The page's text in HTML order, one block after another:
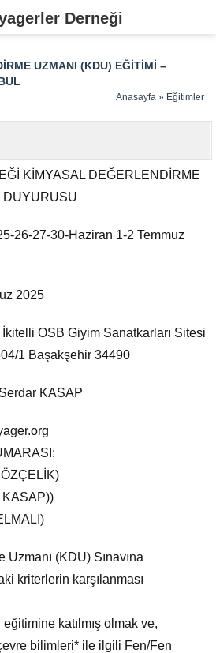
UZMANI (KDU) EĞITIMI –
Anasayfa » Eğitimler
KİMYASAL DEĞERLENDİRME
DUYURUSU
26-27-30-Haziran 1-2 Temmuz
2025
OSB Giyim Sanatkarları Sitesi
1 Başakşehir 34490
KASAP
KASAP))
(KDU) Sınavına
kriterlerin karşılanması
katılmış olmak ve,
bilimleri* ile ilgili Fen/Fen